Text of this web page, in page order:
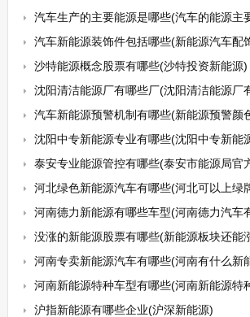
汽车生产的主要能源是哪些(汽车的能源主
汽车新能源装饰件包括哪些(新能源汽车配
沙特能源概念股票有哪些(沙特投资新能源)
沈阳清洁能源厂有哪些厂(沈阳清洁能源厂
汽车新能源预警机制有哪些(新能源预警颜
沈阳中专新能源专业有哪些(沈阳中专新能
泰安专业能源管控有哪些(泰安市能源局官
河北绿色新能源汽车有哪些(河北可以上绿
河南德力新能源有哪些车型(河南德力汽车
没涨的新能源股票有哪些(新能源板块还能
河南专卖新能源汽车有哪些(河南有什么新
河南新能源特种车型有哪些(河南新能源特
沪指新能源有哪些企业(沪深新能源)